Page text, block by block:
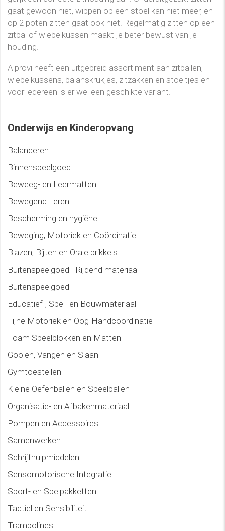
gaat gewoon niet, wippen op een stoel kan niet meer, en
op 2 poten zitten gaat ook niet. Regelmatig zitten op een
zitbal of wiebelkussen maakt je beter bewust van je
houding.
Alprovi heeft een uitgebreid assortiment aan zitballen,
wiebelkussens, balanskrukjes, zitzakken en stoeltjes en
voor iedereen is er wel een geschikte variant.
Onderwijs en Kinderopvang
Balanceren
Binnenspeelgoed
Beweeg- en Leermatten
Bewegend Leren
Bescherming en hygiëne
Beweging, Motoriek en Coördinatie
Blazen, Bijten en Orale prikkels
Buitenspeelgoed - Rijdend materiaal
Buitenspeelgoed
Educatief-, Spel- en Bouwmateriaal
Fijne Motoriek en Oog-Handcoördinatie
Foam Speelblokken en Matten
Gooien, Vangen en Slaan
Gymtoestellen
Kleine Oefenballen en Speelballen
Organisatie- en Afbakenmateriaal
Pompen en Accessoires
Samenwerken
Schrijfhulpmiddelen
Sensomotorische Integratie
Sport- en Spelpakketten
Tactiel en Sensibiliteit
Trampolines